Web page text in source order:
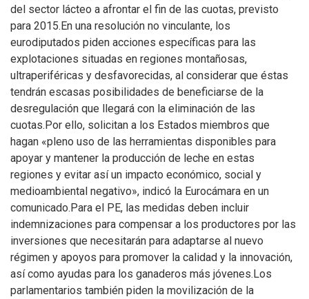
del sector lácteo a afrontar el fin de las cuotas, previsto
para 2015.En una resolución no vinculante, los
eurodiputados piden acciones específicas para las
explotaciones situadas en regiones montañosas,
ultraperiféricas y desfavorecidas, al considerar que éstas
tendrán escasas posibilidades de beneficiarse de la
desregulación que llegará con la eliminación de las
cuotas.Por ello, solicitan a los Estados miembros que
hagan «pleno uso de las herramientas disponibles para
apoyar y mantener la producción de leche en estas
regiones y evitar así un impacto económico, social y
medioambiental negativo», indicó la Eurocámara en un
comunicado.Para el PE, las medidas deben incluir
indemnizaciones para compensar a los productores por las
inversiones que necesitarán para adaptarse al nuevo
régimen y apoyos para promover la calidad y la innovación,
así como ayudas para los ganaderos más jóvenes.Los
parlamentarios también piden la movilización de la